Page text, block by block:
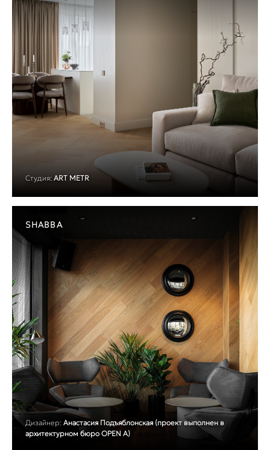
Студия: ART METR
SHABBA
Дизайнер: Анастасия Подъяблонская (проект выполнен в
архитектурном бюро OPEN A)